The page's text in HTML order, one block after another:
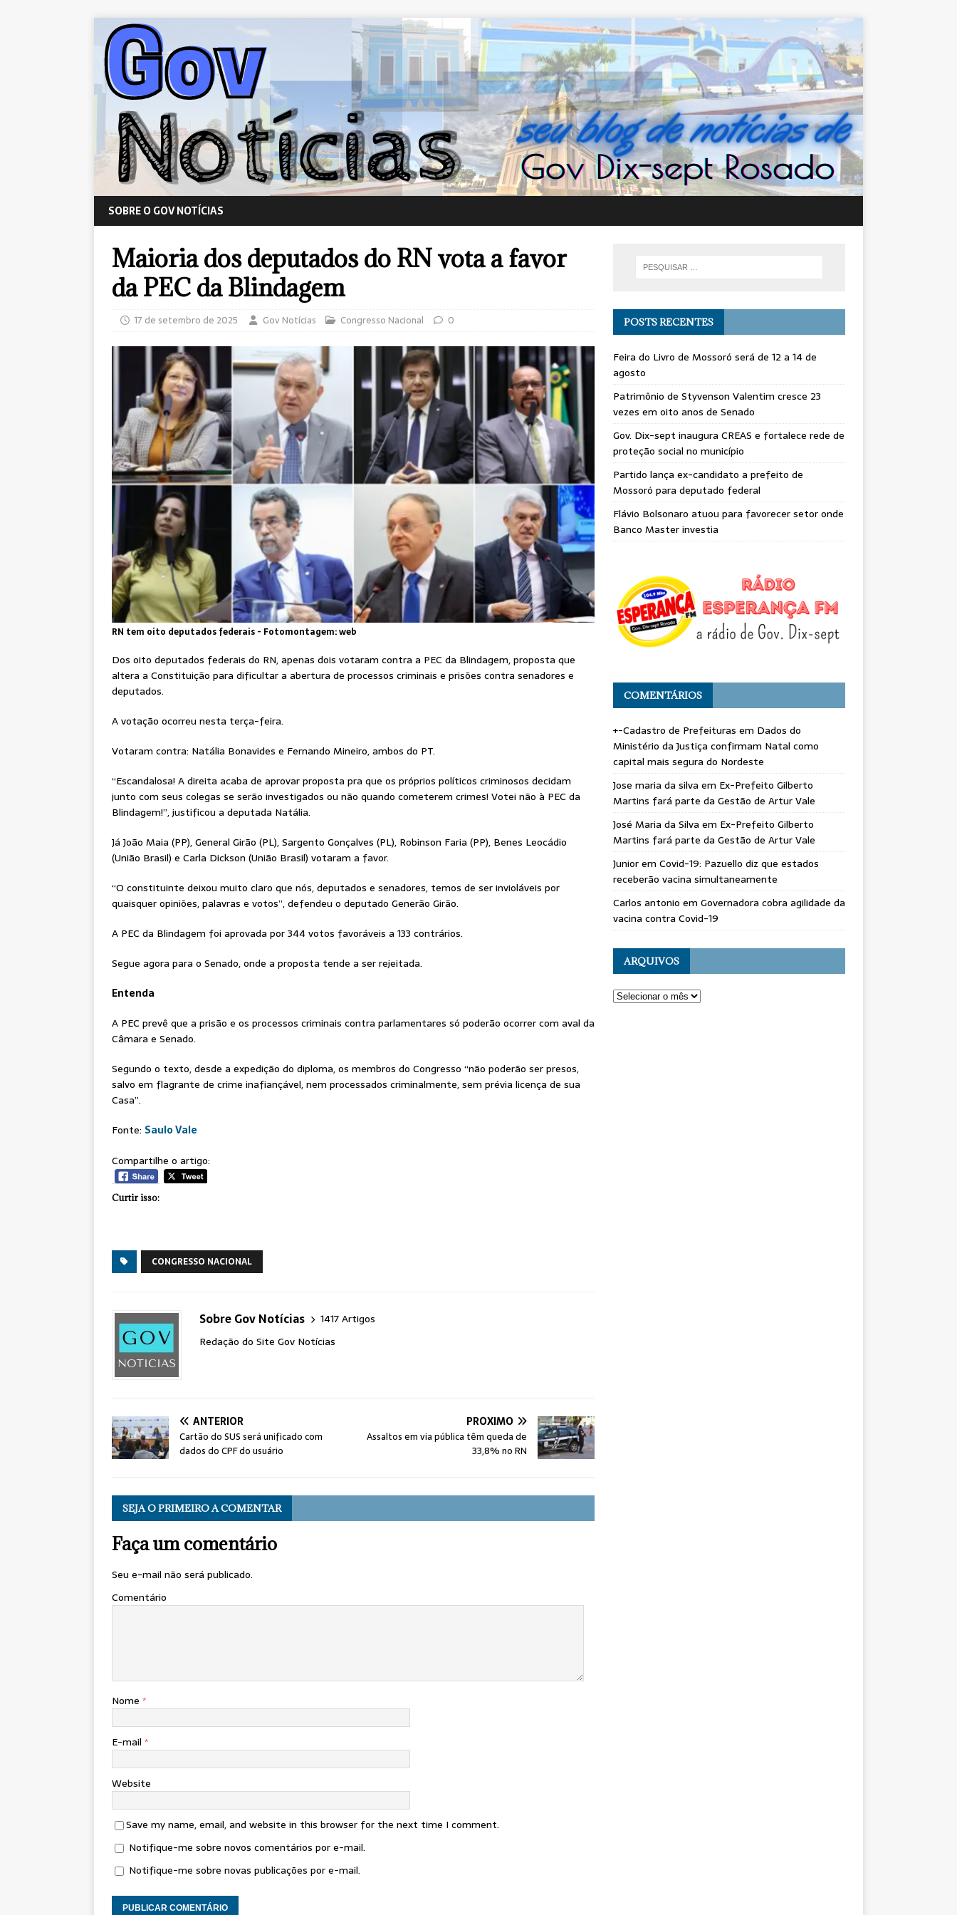
SOBRE O GOV NOTÍCIAS
Maioria dos deputados do RN vota a favor
da PEC da Blindagem
17 de setembro de 2025 Gov Notícias Congresso Nacional 0
RN tem oito deputados federais - Fotomontagem: web
Dos oito deputados federais do RN, apenas dois votaram contra a PEC da Blindagem, proposta que
altera a Constituição para dificultar a abertura de processos criminais e prisões contra senadores e
deputados.
A votação ocorreu nesta terça-feira.
Votaram contra: Natália Bonavides e Fernando Mineiro, ambos do PT.
“Escandalosa! A direita acaba de aprovar proposta pra que os próprios políticos criminosos decidam
junto com seus colegas se serão investigados ou não quando cometerem crimes! Votei não à PEC da
Blindagem!”, justificou a deputada Natália.
Já João Maia (PP), General Girão (PL), Sargento Gonçalves (PL), Robinson Faria (PP), Benes Leocádio
(União Brasil) e Carla Dickson (União Brasil) votaram a favor.
“O constituinte deixou muito claro que nós, deputados e senadores, temos de ser invioláveis por
quaisquer opiniões, palavras e votos”, defendeu o deputado Generão Girão.
A PEC da Blindagem foi aprovada por 344 votos favoráveis a 133 contrários.
Segue agora para o Senado, onde a proposta tende a ser rejeitada.
Entenda
A PEC prevê que a prisão e os processos criminais contra parlamentares só poderão ocorrer com aval da
Câmara e Senado.
Segundo o texto, desde a expedição do diploma, os membros do Congresso “não poderão ser presos,
salvo em flagrante de crime inafiançável, nem processados criminalmente, sem prévia licença de sua
Casa”.
Fonte: Saulo Vale
Compartilhe o artigo:
Curtir isso:
CONGRESSO NACIONAL
Sobre Gov Notícias
1417 Artigos
Redação do Site Gov Notícias
ANTERIOR
Cartão do SUS será unificado com
dados do CPF do usuário
PRÓXIMO
Assaltos em via pública têm queda de
33,8% no RN
SEJA O PRIMEIRO A COMENTAR
Faça um comentário
Seu e-mail não será publicado.
Comentário
Nome *
E-mail *
Website
Save my name, email, and website in this browser for the next time I comment.
Notifique-me sobre novos comentários por e-mail.
Notifique-me sobre novas publicações por e-mail.
POSTS RECENTES
Feira do Livro de Mossoró será de 12 a 14 de
agosto
Patrimônio de Styvenson Valentim cresce 23
vezes em oito anos de Senado
Gov. Dix-sept inaugura CREAS e fortalece rede de
proteção social no município
Partido lança ex-candidato a prefeito de
Mossoró para deputado federal
Flávio Bolsonaro atuou para favorecer setor onde
Banco Master investia
COMENTÁRIOS
+-Cadastro de Prefeituras em Dados do
Ministério da Justiça confirmam Natal como
capital mais segura do Nordeste
Jose maria da silva em Ex-Prefeito Gilberto
Martins fará parte da Gestão de Artur Vale
José Maria da Silva em Ex-Prefeito Gilberto
Martins fará parte da Gestão de Artur Vale
Juniorem Covid-19: Pazuello diz que estados
receberão vacina simultaneamente
Carlos antonio em Governadora cobra agilidade da
vacina contra Covid-19
ARQUIVOS